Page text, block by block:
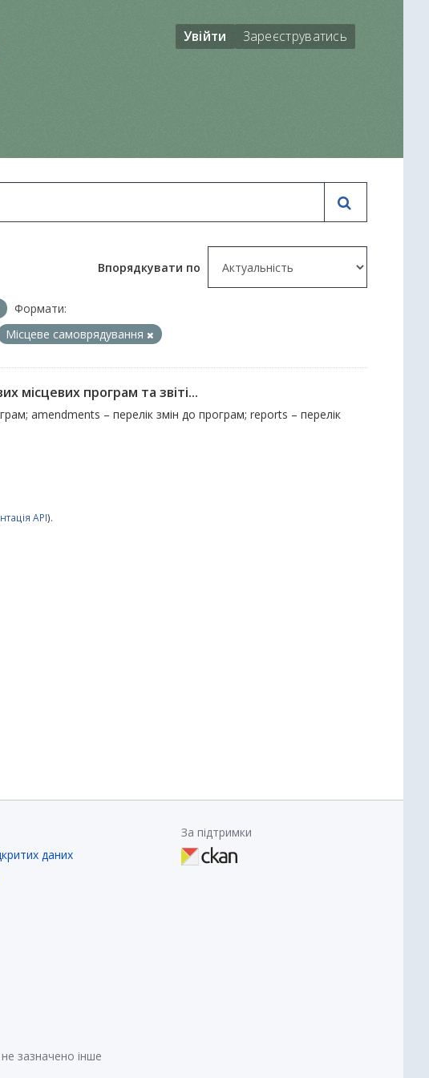
Увійти Зареєструватись
Впорядкувати по
Формати:
Місцеве самоврядування
місцевих програм та звіті...
amendments – перелік змін до програм; reports – перелік
API).
даних
За підтримки
зазначено інше